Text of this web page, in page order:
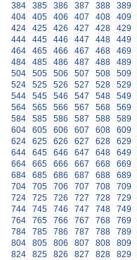
384
385 386 387 388 389
404
405 406 407 408 409
424
425 426 427 428 429
444
445 446 447 448 449
464
465 466 467 468 469
484
485 486 487 488 489
504
505 506 507 508 509
524
525 526 527 528 529
544
545 546 547 548 549
564
565 566 567 568 569
584
585 586 587 588 589
604
605 606 607 608 609
624
625 626 627 628 629
644
645 646 647 648 649
664
665 666 667 668 669
684
685 686 687 688 689
704
705 706 707 708 709
724
725 726 727 728 729
744
745 746 747 748 749
764
765 766 767 768 769
784
785 786 787 788 789
804
805 806 807 808 809
824
825 826 827 828 829